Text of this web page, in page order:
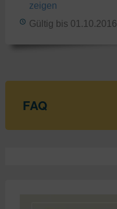
zeigen
Gültig bis 01.10.2016
FAQ